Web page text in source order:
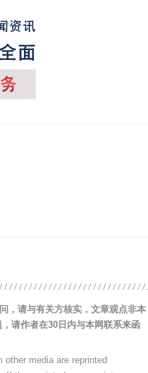
，请与有关方核实，文章观点非本
请作者在30日内与本网联系来函
media are reprinted